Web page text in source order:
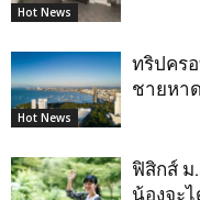
Hot News
Hot News
ทริปคร
ชายหา
ฟิสิกส์ ม
น้องจะ